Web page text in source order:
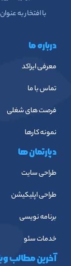
درباره ما
معرفی ایراکد
تماس با ما
فرصت های شغلی
نمونه کارها
دپارتمان ها
طراحی سایت
طراحی اپلیکیشن
برنامه نویسی
خدمات سئو
آخرین مطالب
با افتخار به